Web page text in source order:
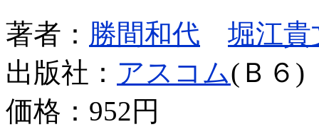
著者： 勝間和代
堀江貴
出版社： アスコム(Ｂ６)
価格： 952円